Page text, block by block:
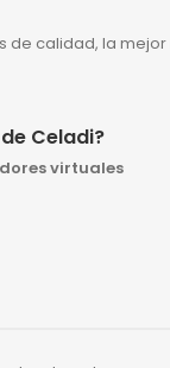
de calidad, la
Celadi?
virtuales